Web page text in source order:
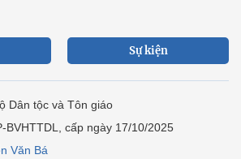
Sự kiện
Dân tộc và Tôn giáo
BVHTTDL, cấp ngày 17/10/2025
Văn Bá